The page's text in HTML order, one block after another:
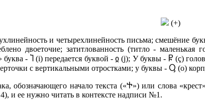
(+)
и четырехлинейность письма; смешёние
двоеточие; затитлованность (титло - маленькая
- Ⴈ (i) передается буквой - ჲ (j); У буквы - Ⴜ (ç)
с вертикальными отростками; у буквы - Ⴓ (о)
обозначающего начало текста («Ⴕ») или слова
и ее нужно читать в контексте надписи №1.